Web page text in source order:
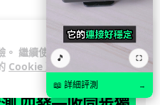
。 繼續使用
Cookie 政
🎵 ⛶
📖 詳細評測 →